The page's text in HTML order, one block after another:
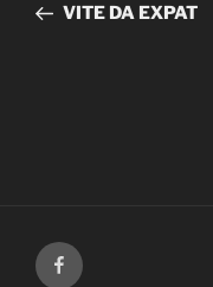
PostVITE DA EXPAT
FB